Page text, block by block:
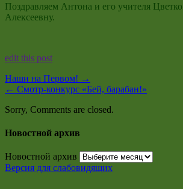
Поздравляем Антона и его учителя
Алексеевну.
edit this post
Наши на Первом! →
← Смотр-конкурс «Бей, барабан!»
Sorry, Comments are closed.
Новостной архив
Новостной архив
Версия для слабовидящих